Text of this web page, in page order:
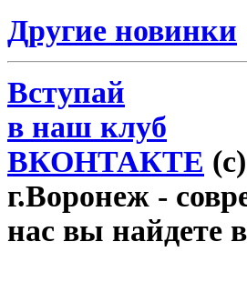
Другие новинки
Вступай
в наш клуб
ВКОНТАКТЕ
г.Воронеж -
нас вы найдете